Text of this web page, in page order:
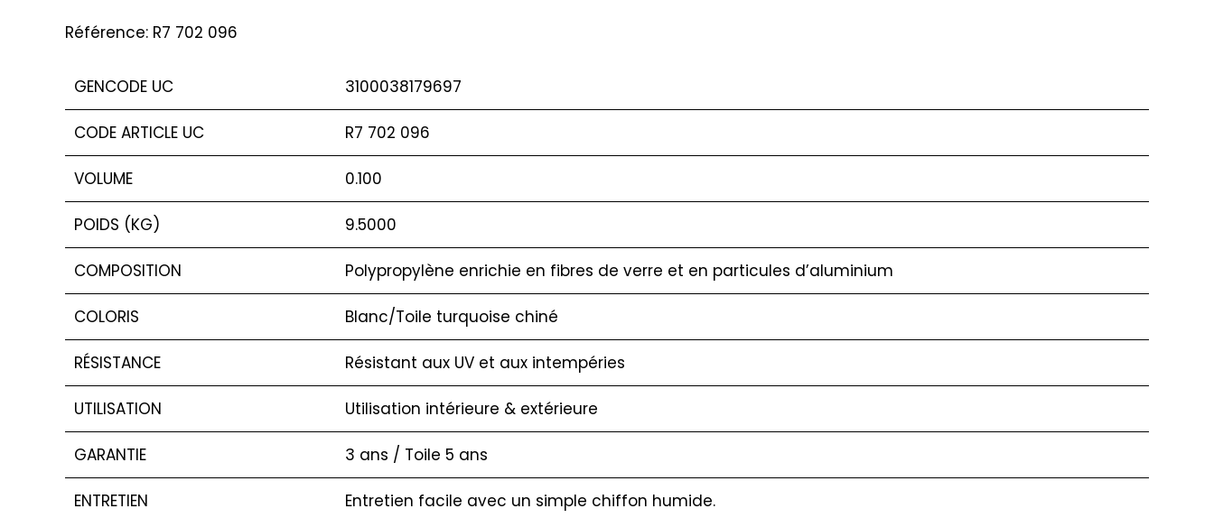
Référence: R7 702 096
GENCODE UC 3100038179697
CODE ARTICLE UC R7 702 096
VOLUME 0.100
POIDS (KG) 9.5000
COMPOSITION Polypropylène enrichie en fibres de verre et en particules d’aluminium
COLORIS Blanc/Toile turquoise chiné
RÉSISTANCE Résistant aux UV et aux intempéries
UTILISATION Utilisation intérieure & extérieure
GARANTIE 3 ans / Toile 5 ans
ENTRETIEN Entretien facile avec un simple chiffon humide.